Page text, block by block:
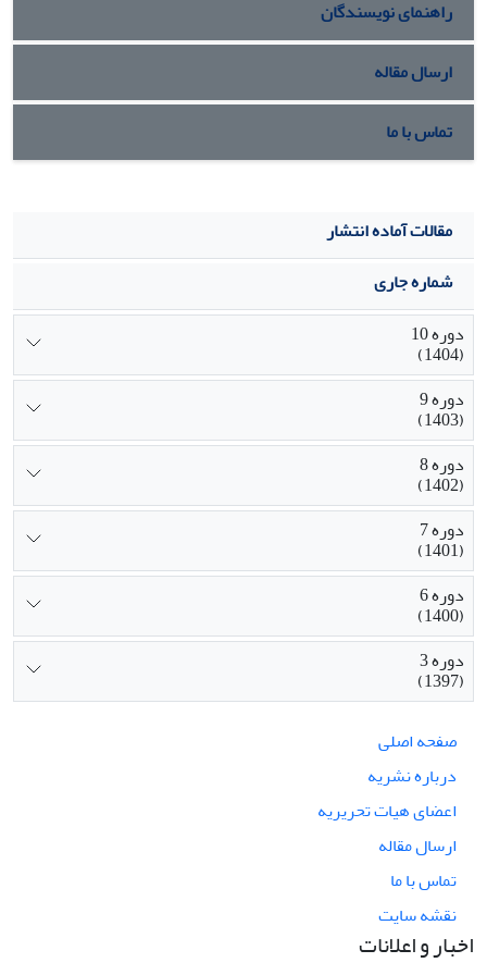
راهنمای نویسندگان
ارسال مقاله
تماس با ما
مقالات آماده انتشار
شماره جاری
دوره 10
(1404)
دوره 9
(1403)
دوره 8
(1402)
دوره 7
(1401)
دوره 6
(1400)
دوره 3
(1397)
صفحه اصلی
درباره نشریه
اعضای هیات تحریریه
ارسال مقاله
تماس با ما
نقشه سایت
اخبار و اعلانات